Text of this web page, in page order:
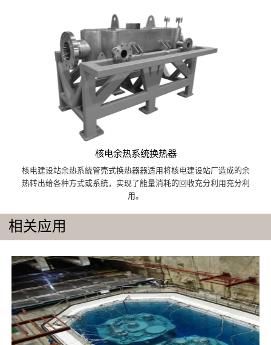
核电余热系统换热器
核电建设站余热系統管壳式换热器器适用将核电建设站厂造成的余
热转出给各种方式或系統，实现了能量消耗的回收充分利用充分利
用。
相关应用